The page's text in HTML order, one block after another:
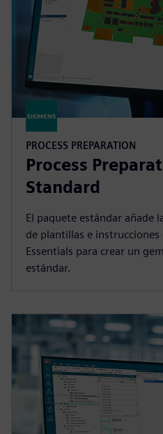
PROCESS PREPARATION
Process
Standard
El paquete estándar añade
de plantillas e
Essentials para crear un
estándar.